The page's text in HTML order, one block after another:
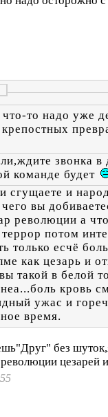
то надо уже
звонка в
команде будет
сгущаете и
вы
революции а
потом
только есчё
как цезарь и
такой в белой
кровь
ужас и
время.
без